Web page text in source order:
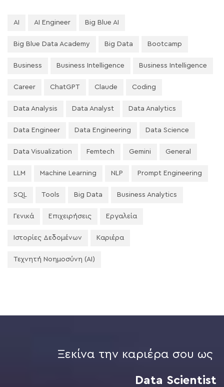
AI AI Engineer Big Blue AI
Big Blue Data Academy Big Data Bootcamp
Business Business Intelligence Business Intelligence
Career ChatGPT Claude Coding
Data Analysis Data Analyst Data Analytics
Data Engineer Data Engineering Data Science
Data Visualization Femtech Gemini General
LLM Machine Learning NLP Prompt Engineering
SQL Tools Big Data Business Analytics
Γενικά Επιχειρήσεις Εργαλεία
Ιστορίες Δεδομένων Καριέρα
Τεχνητή Νοημοσύνη (AI)
Ξεκίνα την καριέρα σου ως
Data Scientist